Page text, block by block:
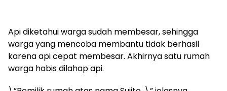
Api diketahui warga sudah membesar, sehingga
warga yang mencoba membantu tidak berhasil
karena api cepat membesar. Akhirnya satu rumah
warga habis dilahap api.